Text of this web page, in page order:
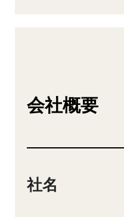
会社概要
社名